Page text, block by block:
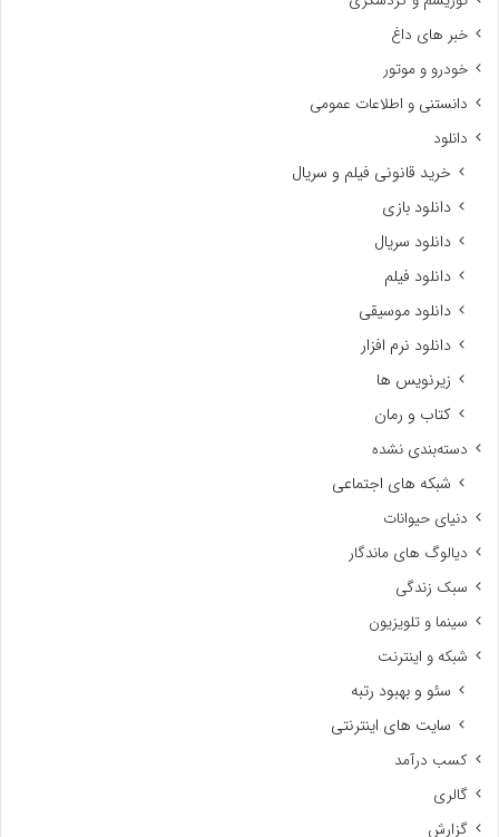
خبر های داغ
خودرو و موتور
دانستنی و اطلاعات عمومی
دانلود
خرید قانونی فیلم و سریال
دانلود بازی
دانلود سریال
دانلود فیلم
دانلود موسیقی
دانلود نرم افزار
زیرنویس ها
کتاب و رمان
دسته‌بندی نشده
شبکه های اجتماعی
دنیای حیوانات
دیالوگ های ماندگار
سبک زندگی
سینما و تلویزیون
شبکه و اینترنت
سئو و بهبود رتبه
سایت های اینترنتی
کسب درآمد
گالری
گزارش